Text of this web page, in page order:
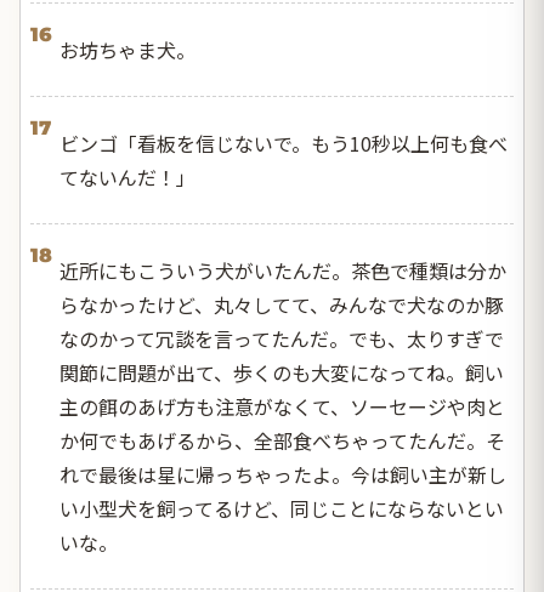
16
お坊ちゃま犬。
17
ビンゴ「看板を信じないで。もう10秒以上何も食べ
てないんだ！」
18
近所にもこういう犬がいたんだ。茶色で種類は分か
らなかったけど、丸々してて、みんなで犬なのか豚
なのかって冗談を言ってたんだ。でも、太りすぎで
関節に問題が出て、歩くのも大変になってね。飼い
主の餌のあげ方も注意がなくて、ソーセージや肉と
か何でもあげるから、全部食べちゃってたんだ。そ
れで最後は星に帰っちゃったよ。今は飼い主が新し
い小型犬を飼ってるけど、同じことにならないとい
いな。